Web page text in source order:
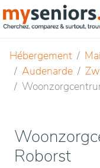
Hébergement
Audenarde
Roborst